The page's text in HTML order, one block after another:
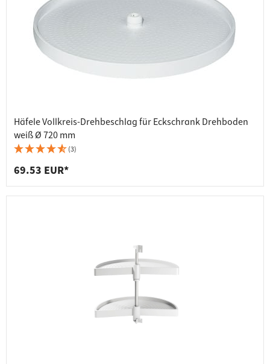
Häfele Vollkreis-Drehbeschlag für Eckschrank Drehboden
weiß Ø 720 mm
(3)
69.53 EUR*